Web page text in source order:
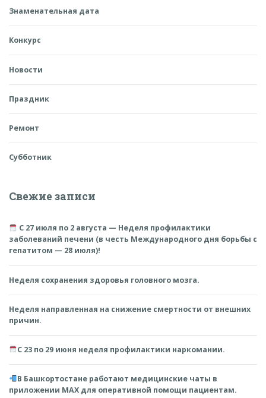
Знаменательная дата
Конкурс
Новости
Праздник
Ремонт
Субботник
Свежие записи
С 27 июля по 2 августа — Неделя профилактики
заболеваний печени (в честь Международного дня борьбы с
гепатитом — 28 июля)!
Неделя сохранения здоровья головного мозга.
Неделя направленная на снижение смертности от внешних
причин.
С 23 по 29 июня неделя профилактики наркомании.
В Башкортостане работают медицинские чаты в
приложении MAX для оперативной помощи пациентам.